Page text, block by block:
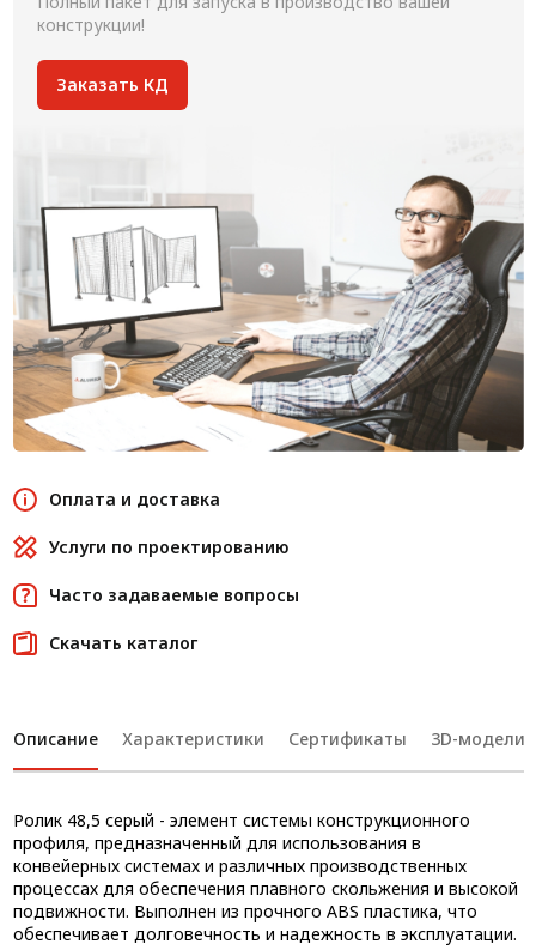
конструкции!
Заказать КД
Оплата и доставка
Услуги по проектированию
Часто задаваемые вопросы
Скачать каталог
Описание Характеристики Сертификаты 3D-модели
Ролик 48,5 серый - элемент системы конструкционного
профиля, предназначенный для использования в
конвейерных системах и различных производственных
процессах для обеспечения плавного скольжения и высокой
подвижности. Выполнен из прочного ABS пластика, что
обеспечивает долговечность и надежность в эксплуатации.